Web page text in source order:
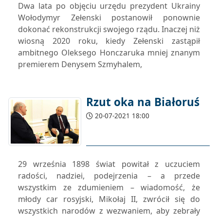
Dwa lata po objęciu urzędu prezydent Ukrainy
Wołodymyr Zełenski postanowił ponownie
dokonać rekonstrukcji swojego rządu. Inaczej niż
wiosną 2020 roku, kiedy Zełenski zastąpił
ambitnego Oleksego Honczaruka mniej znanym
premierem Denysem Szmyhalem,
Rzut oka na Białoruś
20-07-2021 18:00
29 września 1898 świat powitał z uczuciem
radości, nadziei, podejrzenia – a przede
wszystkim ze zdumieniem – wiadomość, że
młody car rosyjski, Mikołaj II, zwrócił się do
wszystkich narodów z wezwaniem, aby zebrały